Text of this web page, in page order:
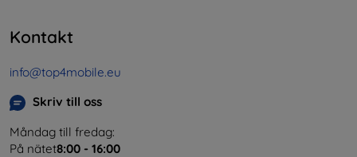
Kontakt
info@top4mobile.eu
Skriv till oss
Måndag till fredag:
På nätet8:00 - 16:00